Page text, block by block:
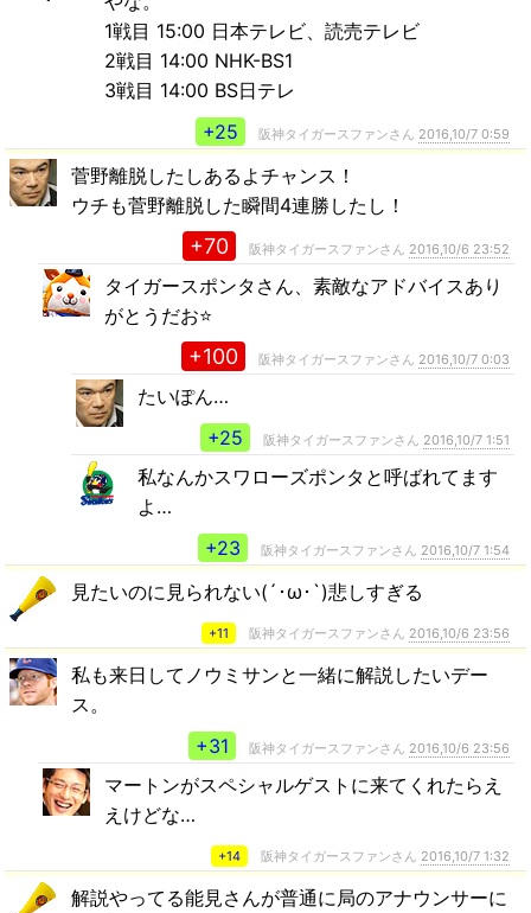
1戦目 15:00 日本テレビ、読売テレビ
2戦目 14:00 NHK-BS1
3戦目 14:00 BS日テレ
+25
阪神タイガースファンさん 2016,10/7 0:59
菅野離脱したしあるよチャンス！
ウチも菅野離脱した瞬間4連勝したし！
+70 阪神タイガースファンさん 2016,10/6 23:52
タイガースポンタさん、素敵なアドバイスあり
がとうだお⭐
+100 阪神タイガースファンさん 2016,10/7 0:03
たいぽん…
+25
阪神タイガースファンさん 2016,10/7 1:51
私なんかスワローズポンタと呼ばれてます
よ…
+23
阪神タイガースファンさん 2016,10/7 1:54
見たいのに見られない(´･ω･`)悲しすぎる
+11 阪神タイガースファンさん 2016,10/6 23:56
私も来日してノウミサンと一緒に解説したいデー
ス。
+31
阪神タイガースファンさん 2016,10/6 23:56
マートンがスペシャルゲストに来てくれたらえ
えけどな…
+14 阪神タイガースファンさん 2016,10/7 1:32
解説やってる能見さんが普通に局のアナウンサーに